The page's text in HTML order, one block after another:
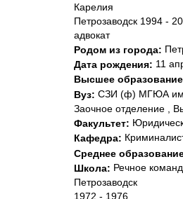
Карелия
Петрозаводск 1994 -
адвокат
Родом из города:
Дата рождения: 11
Высшее
Вуз: СЗИ (ф) МГЮА им.
Заочное отделение ,
Факультет:
Кафедра:
Среднее
Школа: Речное
Петрозаводск
1972 - 1976